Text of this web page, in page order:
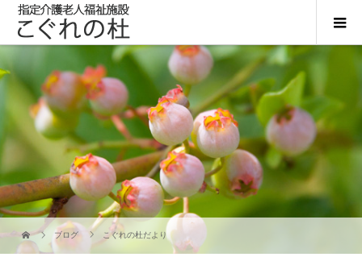
ブログ こぐれの杜だより